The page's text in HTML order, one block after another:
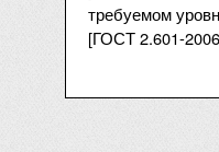
требуемом
[ГОСТ 2.601-